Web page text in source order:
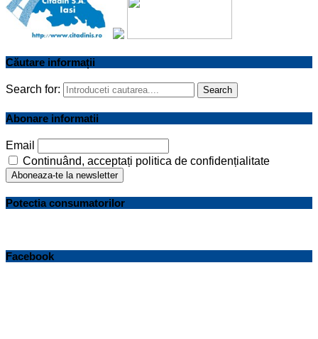
Căutare informații
Search for: Search
Abonare informatii
Email
Continuând, acceptați politica de confidențialitate
Potectia consumatorilor
Facebook